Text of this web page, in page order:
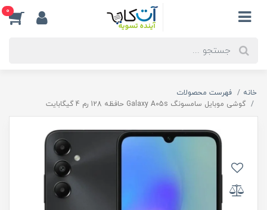
0
خانه
فهرست محصولات
گوشی موبایل سامسونگ Galaxy A05s حافظه 128 رم 4 گیگابایت